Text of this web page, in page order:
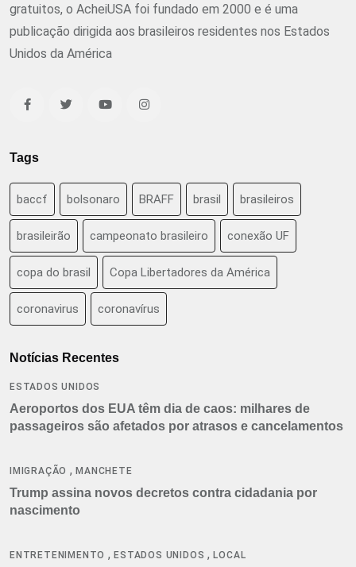
gratuitos, o AcheiUSA foi fundado em 2000 e é uma
publicação dirigida aos brasileiros residentes nos Estados
Unidos da América
Tags
baccf bolsonaro BRAFF brasil brasileiros
brasileirão campeonato brasileiro conexão UF
copa do brasil Copa Libertadores da América
coronavirus coronavírus
Notícias Recentes
ESTADOS UNIDOS
Aeroportos dos EUA têm dia de caos: milhares de
passageiros são afetados por atrasos e cancelamentos
IMIGRAÇÃO ,MANCHETE
Trump assina novos decretos contra cidadania por
nascimento
ENTRETENIMENTO ,ESTADOS UNIDOS ,LOCAL